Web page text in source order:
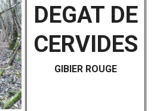
DEGAT DE
CERVIDES
GIBIER ROUGE